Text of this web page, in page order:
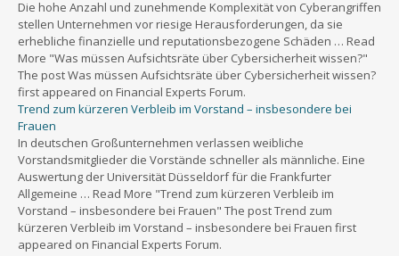
Die hohe Anzahl und zunehmende Komplexität von Cyberangriffen
stellen Unternehmen vor riesige Herausforderungen, da sie
erhebliche finanzielle und reputationsbezogene Schäden … Read
More "Was müssen Aufsichtsräte über Cybersicherheit wissen?"
The post Was müssen Aufsichtsräte über Cybersicherheit wissen?
first appeared on Financial Experts Forum.
Trend zum kürzeren Verbleib im Vorstand – insbesondere bei
Frauen
In deutschen Großunternehmen verlassen weibliche
Vorstandsmitglieder die Vorstände schneller als männliche. Eine
Auswertung der Universität Düsseldorf für die Frankfurter
Allgemeine … Read More "Trend zum kürzeren Verbleib im
Vorstand – insbesondere bei Frauen" The post Trend zum
kürzeren Verbleib im Vorstand – insbesondere bei Frauen first
appeared on Financial Experts Forum.